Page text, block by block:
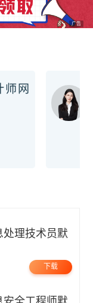
广告
师网
下载